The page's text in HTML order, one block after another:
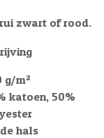
zwart of rood.
g/m²
katoen, 50%
hals